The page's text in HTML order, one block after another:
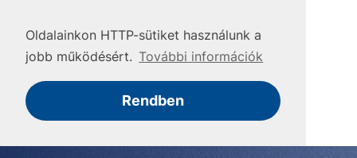
Oldalainkon HTTP-sütiket használunk a
jobb működésért. További információk
Rendben